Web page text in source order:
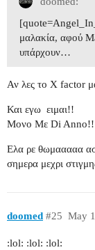
μαλακία, αφού
υπάρχουν…
Αν λες το Χ factor
Και εγω ειμαι!!
Μονο Με Di
Ελα ρε θωμααααα
σημερα μεχρι
doomed May
#25
:lol: :lol: :lol: